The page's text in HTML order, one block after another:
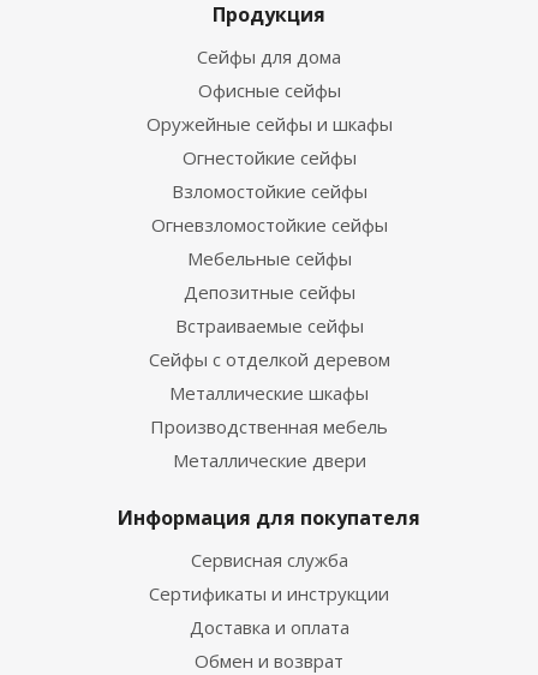
Продукция
Сейфы для дома
Офисные сейфы
Оружейные сейфы и шкафы
Огнестойкие сейфы
Взломостойкие сейфы
Огневзломостойкие сейфы
Мебельные сейфы
Депозитные сейфы
Встраиваемые сейфы
Сейфы с отделкой деревом
Металлические шкафы
Производственная мебель
Металлические двери
Информация для покупателя
Сервисная служба
Сертификаты и инструкции
Доставка и оплата
Обмен и возврат